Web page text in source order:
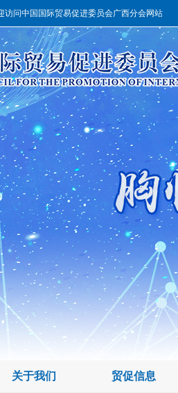
访问中国国际贸易促进委员会广西分会网站
关于我们 贸促信息